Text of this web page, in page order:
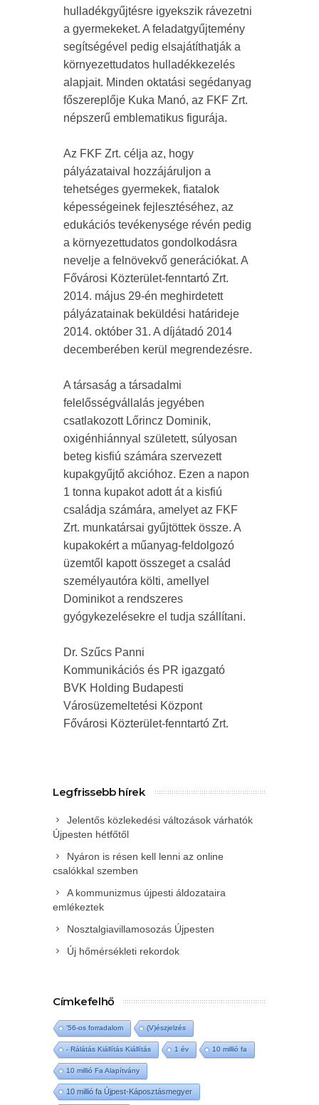
hulladékgyűjtésre igyekszik rávezetni
a gyermekeket. A feladatgyűjtemény
segítségével pedig elsajátíthatják a
környezettudatos hulladékkezelés
alapjait. Minden oktatási segédanyag
főszereplője Kuka Manó, az FKF Zrt.
népszerű emblematikus figurája.
Az FKF Zrt. célja az, hogy
pályázataival hozzájáruljon a
tehetséges gyermekek, fiatalok
képességeinek fejlesztéséhez, az
edukációs tevékenysége révén pedig
a környezettudatos gondolkodásra
nevelje a felnövekvő generációkat. A
Fővárosi Közterület-fenntartó Zrt.
2014. május 29-én meghirdetett
pályázatainak beküldési határideje
2014. október 31. A díjátadó 2014
decemberében kerül megrendezésre.
A társaság a társadalmi
felelősségvállalás jegyében
csatlakozott Lőrincz Dominik,
oxigénhiánnyal született, súlyosan
beteg kisfiú számára szervezett
kupakgyűjtő akcióhoz. Ezen a napon
1 tonna kupakot adott át a kisfiú
családja számára, amelyet az FKF
Zrt. munkatársai gyűjtöttek össze. A
kupakokért a műanyag-feldolgozó
üzemtől kapott összeget a család
személyautóra költi, amellyel
Dominikot a rendszeres
gyógykezelésekre el tudja szállítani.
Dr. Szűcs Panni
Kommunikációs és PR igazgató
BVK Holding Budapesti
Városüzemeltetési Központ
Fővárosi Közterület-fenntartó Zrt.
Legfrissebb hírek
Jelentős közlekedési változások várhatók
Újpesten hétfőtől
Nyáron is résen kell lenni az online
csalókkal szemben
A kommunizmus újpesti áldozataira
emlékeztek
Nosztalgiavillamosozás Újpesten
Új hőmérsékleti rekordok
Címkefelhő
'56-os forradalom (V)észjelzés
- Rálátás Kiállítás Kiállítás 1 év 10 millió fa
10 millió Fa Alapítvány
10 millió fa Újpest-Káposztásmegyer